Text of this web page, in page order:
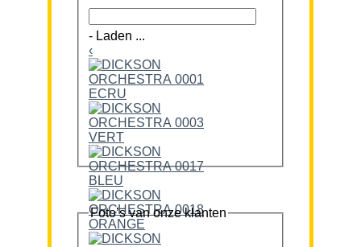
- Laden ...
‹
Foto’s van onze klanten